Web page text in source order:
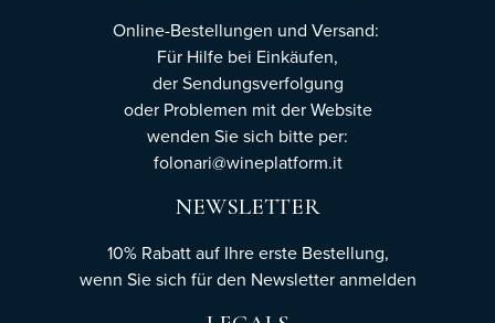
Online-Bestellungen und Versand:
Für Hilfe bei Einkäufen,
der Sendungsverfolgung
oder Problemen mit der Website
wenden Sie sich bitte per:
folonari@wineplatform.it
NEWSLETTER
10% Rabatt auf Ihre erste Bestellung,
wenn Sie sich für den Newsletteranmelden